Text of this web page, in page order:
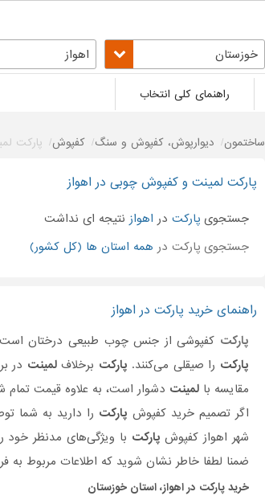
خوزستان اهواز
راهنمای کلی انتخاب
ساختمون دیوارپوش، کفپوش و سنگ کفپوش پارکت
پارکت لمینت و کفپوش چوبی در اهواز
جستجوی پارکت در اهواز نتیجه ای نداشت
جستجوی پارکت در همه استان ها (کل کشور)
راهنمای خرید پارکت در اهواز
پارکت کفپوشی از جنس چوب طبیعی درختان
پارکت را صیقلی می‌کنند. پارکت برخلافلمینت در
مقایسه با لمینت دشوار است، به علاوه قیمت
اگر تصمیم خرید کفپوش پارکت را دارید به شما
شهر اهواز کفپوش پارکت با ویژگی‌های مدنظر خود
ضمنا لطفا خاطر نشان شوید که اطلاعات مربوط به
خرید پارکت در اهواز، استان خوزستان